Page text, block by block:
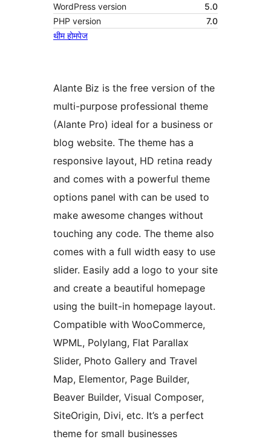
WordPress version
5.0
PHP version
7.0
थीम होमपेज
Alante Biz is the free version of the
multi-purpose professional theme
(Alante Pro) ideal for a business or
blog website. The theme has a
responsive layout, HD retina ready
and comes with a powerful theme
options panel with can be used to
make awesome changes without
touching any code. The theme also
comes with a full width easy to use
slider. Easily add a logo to your site
and create a beautiful homepage
using the built-in homepage layout.
Compatible with WooCommerce,
WPML, Polylang, Flat Parallax
Slider, Photo Gallery and Travel
Map, Elementor, Page Builder,
Beaver Builder, Visual Composer,
SiteOrigin, Divi, etc. It’s a perfect
theme for small businesses